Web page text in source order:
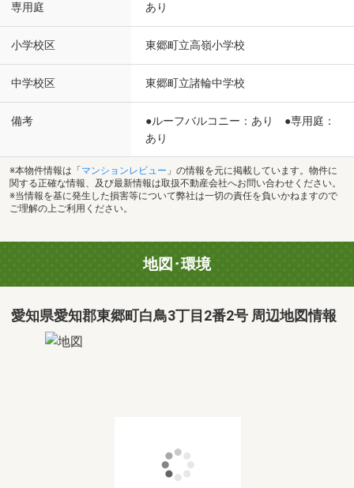
専用庭 あり
小学校区 東郷町立高嶺小学校
中学校区 東郷町立諸輪中学校
備考
●ルーフバルコニー：あり ●専用庭：
あり
※本物件情報は「 マンションレビュー 」の情報を元に掲載しています。物件に
関する正確な情報、及び最新情報は取扱不動産会社へお問い合わせください。
※当情報を基に発生した損害等について弊社は一切の責任を負いかねますので
ご理解の上ご利用ください。
地図･環境
愛知県愛知郡東郷町白鳥3丁目2番2号 周辺地図情報